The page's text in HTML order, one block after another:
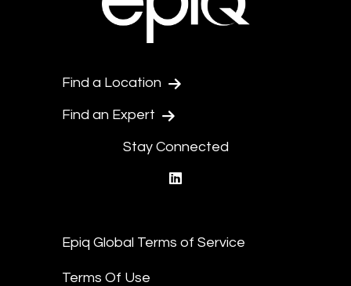
Find a Location
Find an Expert
Stay Connected
Epiq Global Terms of Service
Terms Of Use